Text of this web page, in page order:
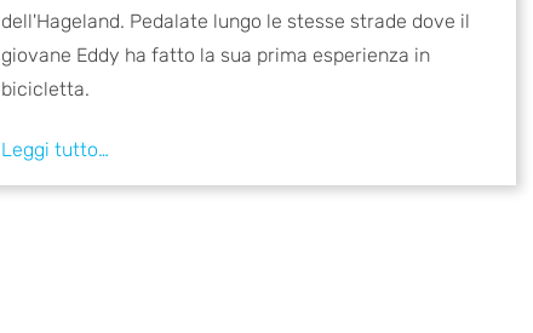
dell'Hageland. Pedalate lungo le stesse strade dove il
giovane Eddy ha fatto la sua prima esperienza in
bicicletta.